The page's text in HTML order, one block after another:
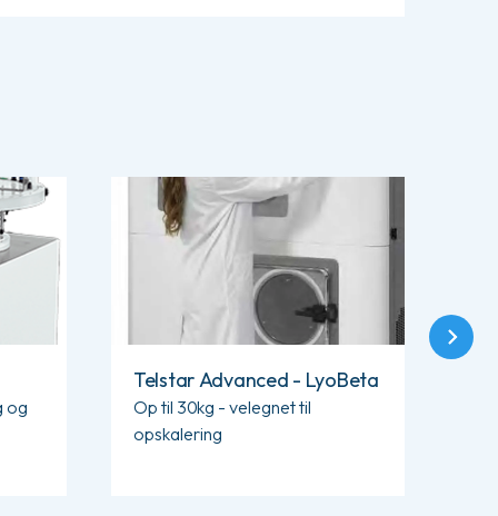
og
Læs mere om Telstar Advanced - LyoBeta
Telstar Advanced - LyoBeta
Op til 30kg - velegnet til
opskalering